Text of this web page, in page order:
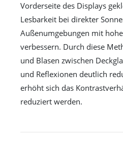
Vorderseite des Displays
Lesbarkeit bei direkter
Außenumgebungen mit
verbessern. Durch diese
und Blasen zwischen
und Reflexionen deutlich
erhöht sich das
reduziert werden.